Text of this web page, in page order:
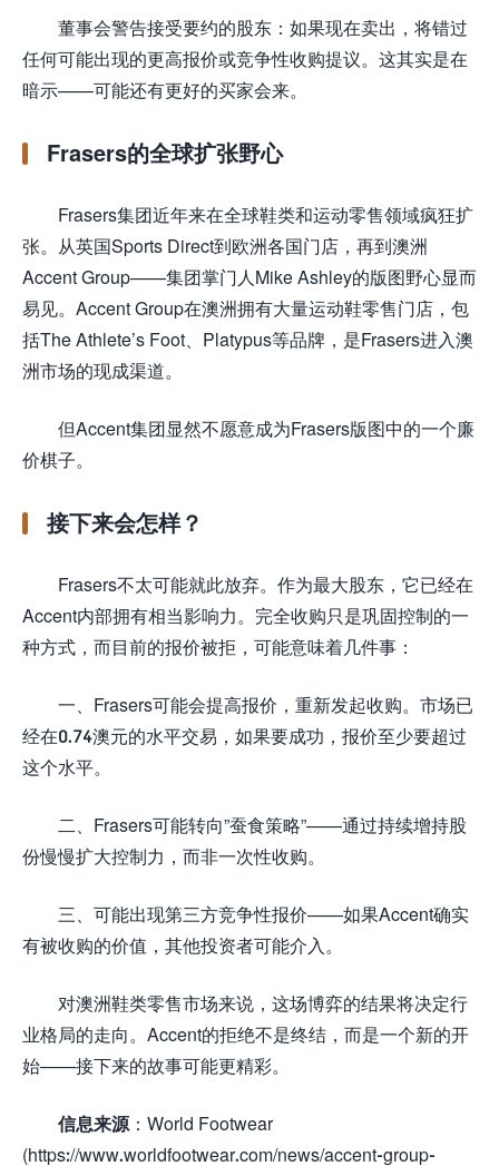
董事会警告接受要约的股东：如果现在卖出，将错过
任何可能出现的更高报价或竞争性收购提议。这其实是在
暗示——可能还有更好的买家会来。
Frasers的全球扩张野心
Frasers集团近年来在全球鞋类和运动零售领域疯狂扩
张。从英国Sports Direct到欧洲各国门店，再到澳洲
Accent Group——集团掌门人Mike Ashley的版图野心显而
易见。Accent Group在澳洲拥有大量运动鞋零售门店，包
括The Athlete’s Foot、Platypus等品牌，是Frasers进入澳
洲市场的现成渠道。
但Accent集团显然不愿意成为Frasers版图中的一个廉
价棋子。
接下来会怎样？
Frasers不太可能就此放弃。作为最大股东，它已经在
Accent内部拥有相当影响力。完全收购只是巩固控制的一
种方式，而目前的报价被拒，可能意味着几件事：
一、Frasers可能会提高报价，重新发起收购。市场已
经在0.74澳元的水平交易，如果要成功，报价至少要超过
这个水平。
二、Frasers可能转向”蚕食策略”——通过持续增持股
份慢慢扩大控制力，而非一次性收购。
三、可能出现第三方竞争性报价——如果Accent确实
有被收购的价值，其他投资者可能介入。
对澳洲鞋类零售市场来说，这场博弈的结果将决定行
业格局的走向。Accent的拒绝不是终结，而是一个新的开
始——接下来的故事可能更精彩。
信息来源 ：World Footwear
(https://www.worldfootwear.com/news/accent-group-